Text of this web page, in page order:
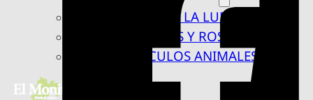
BAJO LA LUPA
RASTROS Y ROSTROS
VÍNCULOS ANIMALES